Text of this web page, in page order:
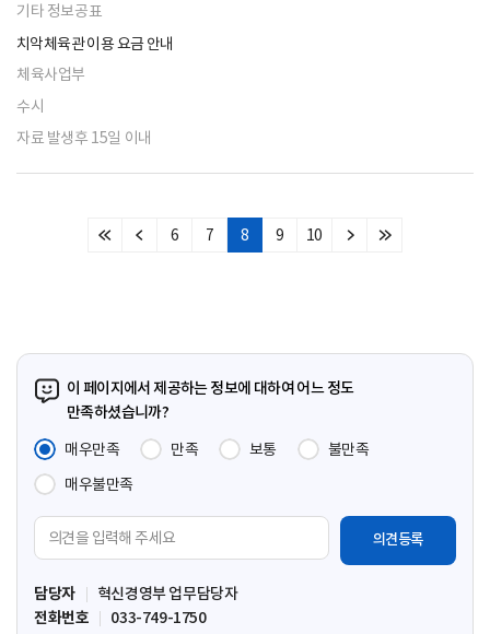
기타 정보공표
치악체육관 이용 요금 안내
체육사업부
수시
자료 발생후 15일 이내
처
이
6 7 8 9 10
다
마
이 페이지에서 제공하는 정보에 대하여 어느 정도
만족하셨습니까?
매우만족
만족 보통
불만족
매우불만족
견
입
력
담당자
혁신경영부 업무담당자
전화번호
033-749-1750